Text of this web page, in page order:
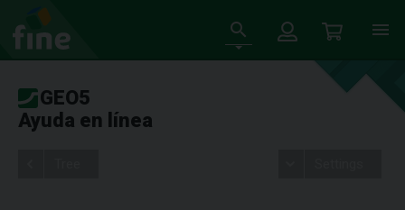
GEO5
Ayuda en línea